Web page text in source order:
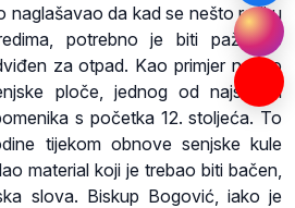
naglašavao da kad se nešto radi u
potrebno je biti pažljiv s
za otpad. Kao primjer naveo
ploče, jednog od najstarijih
s početka 12. stoljeća. To
tijekom obnove senjske kule
material koji je trebao biti bačen,
slova. Biskup Bogović, iako je